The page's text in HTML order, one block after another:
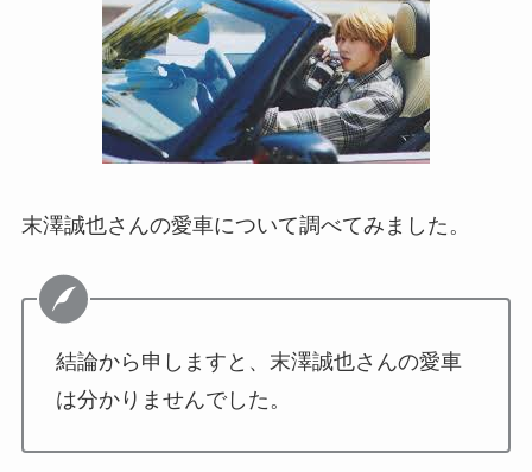
末澤誠也さんの愛車について調べてみました。
結論から申しますと、末澤誠也さんの愛車
は分かりませんでした。